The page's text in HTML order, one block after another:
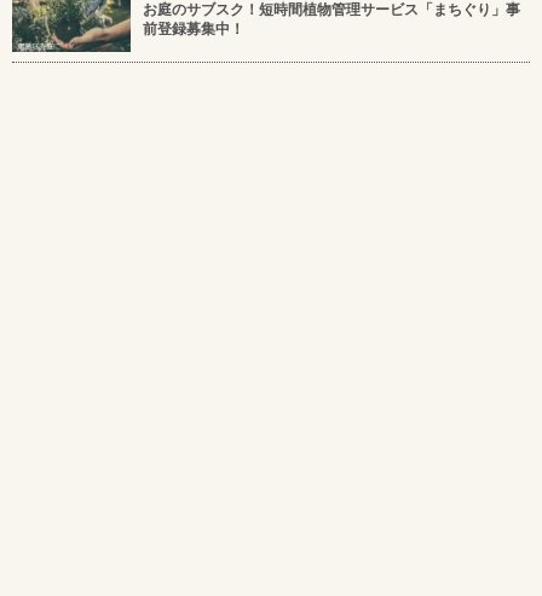
お庭のサブスク！短時間植物管理サービス「まちぐり」事
前登録募集中！